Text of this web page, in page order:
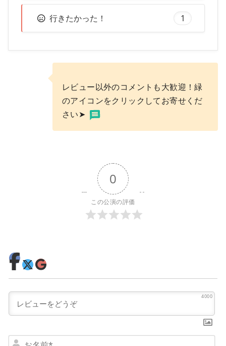
行きたかった！ 1
レビュー以外のコメントも大歓迎！緑
のアイコンをクリックしてお寄せくだ
さい➤
0
この公演の評価
4000